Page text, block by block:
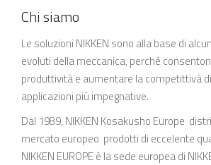
Chi siamo
Le soluzioni NIKKEN sono alla base di
evoluti della meccanica, perché
produttività e aumentare la competittivà
applicazioni più impegnative.
Dal 1989, NIKKEN Kosakusho Europe
mercato europeo prodotti di eccelente
NIKKEN EUROPE è la sede europea di